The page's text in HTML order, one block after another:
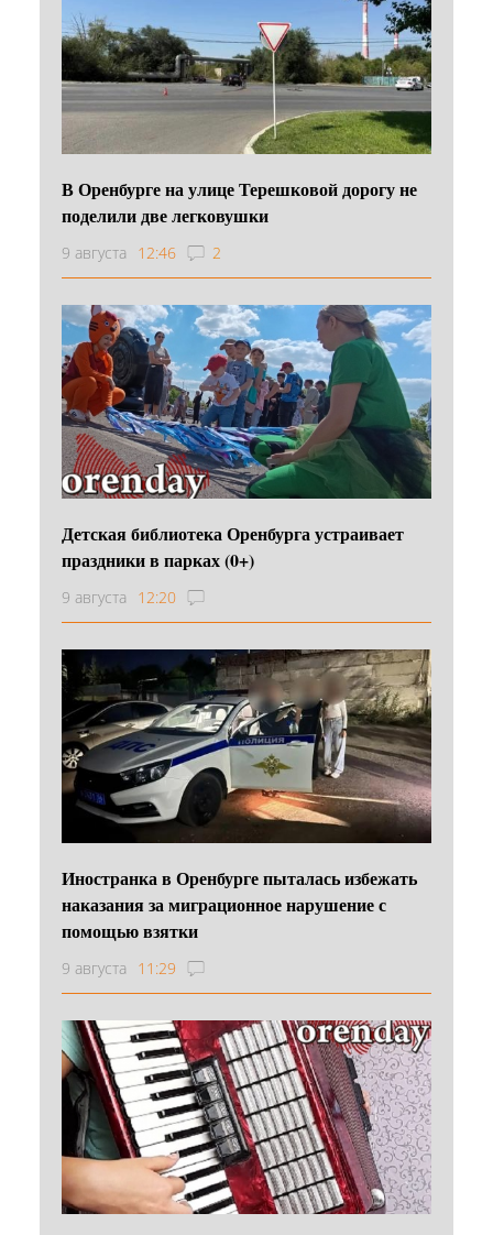
В Оренбурге на улице Терешковой дорогу не
поделили две легковушки
9 августа 12:46 2
Детская библиотека Оренбурга устраивает
праздники в парках (0+)
9 августа 12:20
Иностранка в Оренбурге пыталась избежать
наказания за миграционное нарушение с
помощью взятки
9 августа 11:29